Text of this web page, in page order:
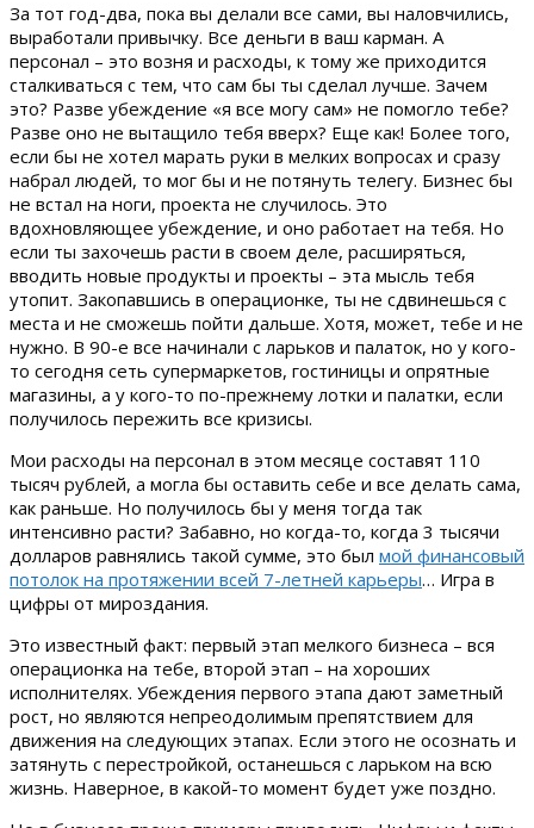
За тот год-два, пока вы делали все сами, вы наловчились,
выработали привычку. Все деньги в ваш карман. А
персонал – это возня и расходы, к тому же приходится
сталкиваться с тем, что сам бы ты сделал лучше. Зачем
это? Разве убеждение «я все могу сам» не помогло тебе?
Разве оно не вытащило тебя вверх? Еще как! Более того,
если бы не хотел марать руки в мелких вопросах и сразу
набрал людей, то мог бы и не потянуть телегу. Бизнес бы
не встал на ноги, проекта не случилось. Это
вдохновляющее убеждение, и оно работает на тебя. Но
если ты захочешь расти в своем деле, расширяться,
вводить новые продукты и проекты – эта мысль тебя
утопит. Закопавшись в операционке, ты не сдвинешься с
места и не сможешь пойти дальше. Хотя, может, тебе и не
нужно. В 90-е все начинали с ларьков и палаток, но у кого-
то сегодня сеть супермаркетов, гостиницы и опрятные
магазины, а у кого-то по-прежнему лотки и палатки, если
получилось пережить все кризисы.
Мои расходы на персонал в этом месяце составят 110
тысяч рублей, а могла бы оставить себе и все делать сама,
как раньше. Но получилось бы у меня тогда так
интенсивно расти? Забавно, но когда-то, когда 3 тысячи
долларов равнялись такой сумме, это был мой финансовый
потолок на протяжении всей 7-летней карьеры… Игра в
цифры от мироздания.
Это известный факт: первый этап мелкого бизнеса – вся
операционка на тебе, второй этап – на хороших
исполнителях. Убеждения первого этапа дают заметный
рост, но являются непреодолимым препятствием для
движения на следующих этапах. Если этого не осознать и
затянуть с перестройкой, останешься с ларьком на всю
жизнь. Наверное, в какой-то момент будет уже поздно.